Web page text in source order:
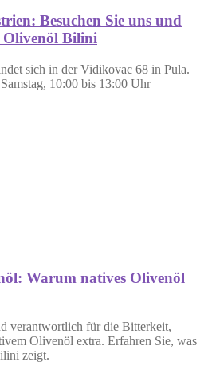
Besuchen Sie uns und
Olivenöl Bilini
sich in der Vidikovac 68 in Pula.
10:00 bis 13:00 Uhr
Warum natives Olivenöl
verantwortlich für die Bitterkeit,
Olivenöl extra. Erfahren Sie, was
zeigt.